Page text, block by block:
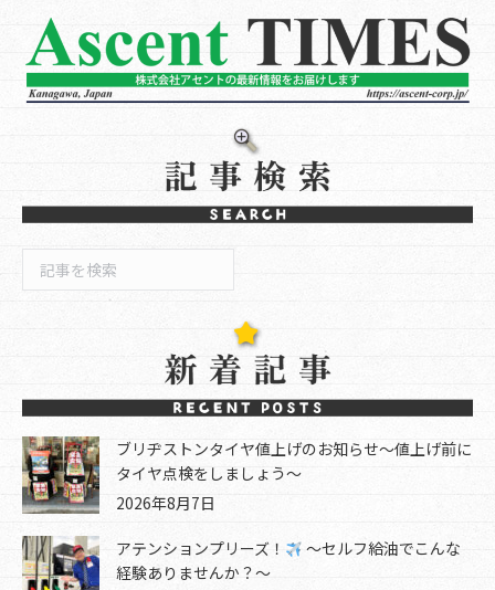
索
ブリヂストンタイヤ値上げのお知らせ～値上げ前に
タイヤ点検をしましょう～
2026年8月7日
アテンションプリーズ！
～セルフ給油でこんな
経験ありませんか？～